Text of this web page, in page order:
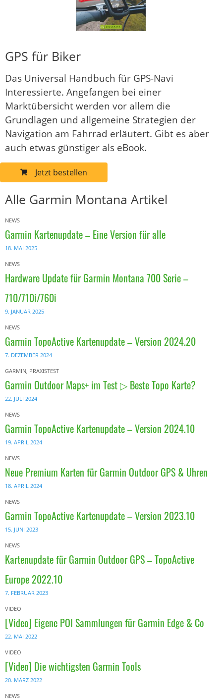
GPS für Biker
Das Universal Handbuch für GPS-Navi
Interessierte. Angefangen bei einer
Marktübersicht werden vor allem die
Grundlagen und allgemeine Strategien der
Navigation am Fahrrad erläutert. Gibt es aber
auch etwas günstiger als eBook.
Jetzt bestellen
Alle Garmin Montana Artikel
NEWS
Garmin Kartenupdate – Eine Version für alle
18. MAI 2025
NEWS
Hardware Update für Garmin Montana 700 Serie –
710/710i/760i
9. JANUAR 2025
NEWS
Garmin TopoActive Kartenupdate – Version 2024.20
7. DEZEMBER 2024
GARMIN PRAXISTEST
Garmin Outdoor Maps+ im Test ▷ Beste Topo Karte?
22. JULI 2024
NEWS
Garmin TopoActive Kartenupdate – Version 2024.10
19. APRIL 2024
NEWS
Neue Premium Karten für Garmin Outdoor GPS & Uhren
18. APRIL 2024
NEWS
Garmin TopoActive Kartenupdate – Version 2023.10
15. JUNI 2023
NEWS
Kartenupdate für Garmin Outdoor GPS – TopoActive
Europe 2022.10
7. FEBRUAR 2023
VIDEO
[Video] Eigene POI Sammlungen für Garmin Edge & Co
22. MAI 2022
VIDEO
[Video] Die wichtigsten Garmin Tools
20. MÄRZ 2022
NEWS